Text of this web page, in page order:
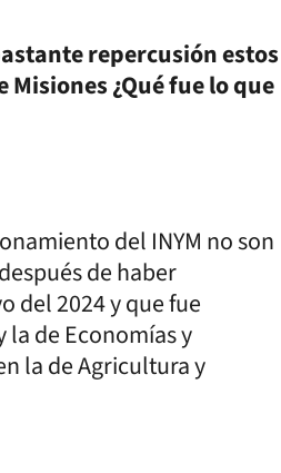
repercusión estos
¿Qué fue lo que
del INYM no son
de haber
del 2024 y que fue
la de Economías y
la de Agricultura y